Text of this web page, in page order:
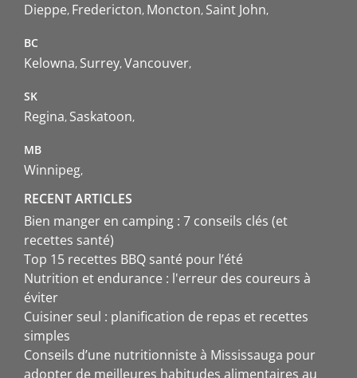
Dieppe Fredericton Moncton Saint John
BC
Kelowna Surrey Vancouver
SK
Regina Saskatoon
MB
Winnipeg
RECENT ARTICLES
Bien manger en camping : 7 conseils clés (et
recettes santé)
Top 15 recettes BBQ santé pour l’été
Nutrition et endurance : l'erreur des coureurs à
éviter
Cuisiner seul : planification de repas et recettes
simples
Conseils d’une nutritionniste à Mississauga pour
adopter de meilleures habitudes alimentaires au